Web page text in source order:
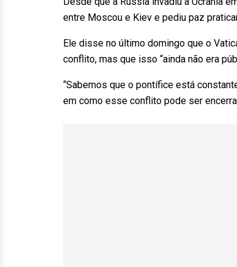
entre Moscou e Kiev e pediu paz
Ele disse no último domingo que o
conflito, mas que isso “ainda não era
“Sabemos que o pontífice está
em como esse conflito pode ser